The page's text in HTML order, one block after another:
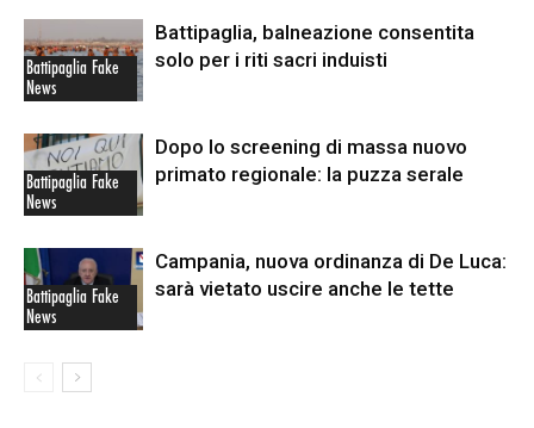
Battipaglia Fake
News
Battipaglia, balneazione consentita
solo per i riti sacri induisti
Battipaglia Fake
News
Dopo lo screening di massa nuovo
primato regionale: la puzza serale
Battipaglia Fake
News
Campania, nuova ordinanza di De Luca:
sarà vietato uscire anche le tette